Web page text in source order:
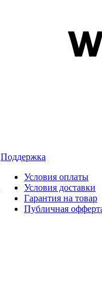
Поддержка
Условия оплаты
Условия доставки
Гарантия на товар
Публичная